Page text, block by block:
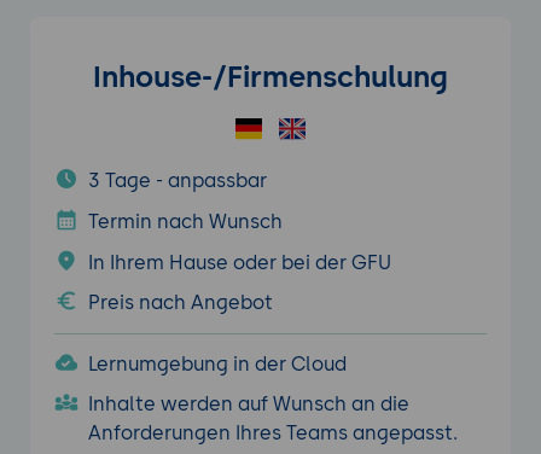
Inhouse-/Firmenschulung
3 Tage - anpassbar
Termin nach Wunsch
In Ihrem Hause oder bei der GFU
Preis nach Angebot
Lernumgebung in der Cloud
Inhalte werden auf Wunsch an die
Anforderungen Ihres Teams angepasst.